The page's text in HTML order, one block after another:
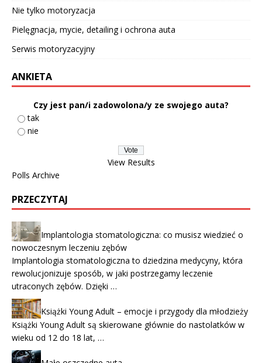
Nie tylko motoryzacja
Pielęgnacja, mycie, detailing i ochrona auta
Serwis motoryzacyjny
ANKIETA
Czy jest pan/i zadowolona/y ze swojego auta?
tak
nie
View Results
Polls Archive
PRZECZYTAJ
Implantologia stomatologiczna: co musisz wiedzieć o
nowoczesnym leczeniu zębów
Implantologia stomatologiczna to dziedzina medycyny, która
rewolucjonizuje sposób, w jaki postrzegamy leczenie
utraconych zębów. Dzięki …
Książki Young Adult – emocje i przygody dla młodzieży
Książki Young Adult są skierowane głównie do nastolatków w
wieku od 12 do 18 lat, …